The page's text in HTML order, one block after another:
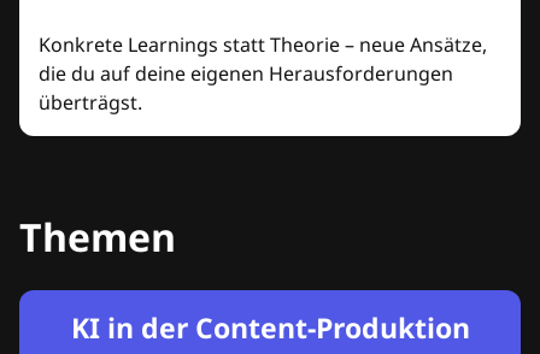
Konkrete Learnings statt Theorie – neue Ansätze,
die du auf deine eigenen Herausforderungen
überträgst.
Themen
KI in der Content-Produktion